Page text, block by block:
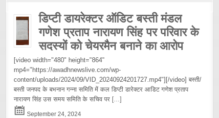
डिप्टी डायरेक्टर ऑडिट बस्ती मंडल
गणेश प्रताप नारायण सिंह पर परिवार के
सदस्यों को चेयरमैन बनाने का आरोप
[video width="480" height="864"
mp4="https://awadhnewslive.com/wp-
content/uploads/2024/09/VID_20240924201727.mp4"][/video] बस्ती/
बस्ती जनपद के बभनान गन्ना समिति में कल डिप्टी डारेक्टर आडिट गणेश प्रताप
नारायण सिंह उस समय समिति के सचिव पर [...]
September 24, 2024